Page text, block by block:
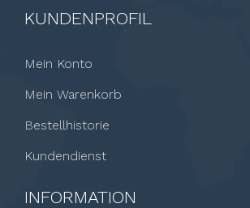
KUNDENPROFIL
Mein Konto
Mein Warenkorb
Bestellhistorie
Kundendienst
INFORMATION